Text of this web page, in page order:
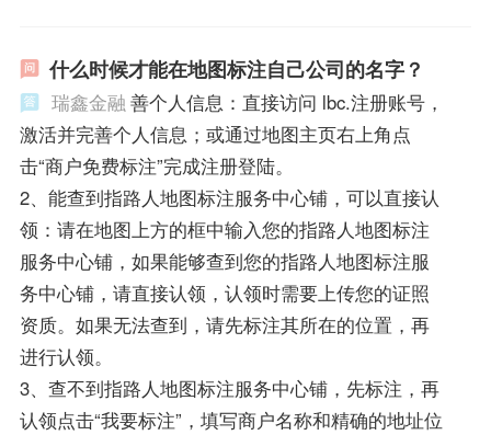
什么时候才能在地图标注自己公司的名字？
瑞鑫金融 善个人信息：直接访问 lbc.注册账号，
激活并完善个人信息；或通过地图主页右上角点
击“商户免费标注”完成注册登陆。
2、能查到指路人地图标注服务中心铺，可以直接认
领：请在地图上方的框中输入您的指路人地图标注
服务中心铺，如果能够查到您的指路人地图标注服
务中心铺，请直接认领，认领时需要上传您的证照
资质。如果无法查到，请先标注其所在的位置，再
进行认领。
3、查不到指路人地图标注服务中心铺，先标注，再
认领点击“我要标注”，填写商户名称和精确的地址位